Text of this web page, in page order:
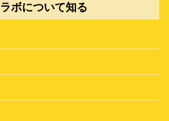
ボについて知る